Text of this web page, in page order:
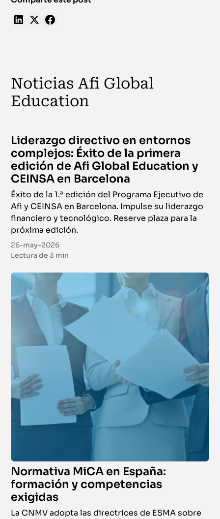
Noticias Afi Global
Education
Liderazgo directivo en entornos
complejos: Éxito de la primera
edición de Afi Global Education y
CEINSA en Barcelona
Éxito de la 1.ª edición del Programa Ejecutivo de
Afi y CEINSA en Barcelona. Impulse su liderazgo
financiero y tecnológico. Reserve plaza para la
próxima edición.
26-may-2026
Lectura de3 min
Normativa MiCA en España:
formación y competencias
exigidas
La CNMV adopta las directrices de ESMA sobre